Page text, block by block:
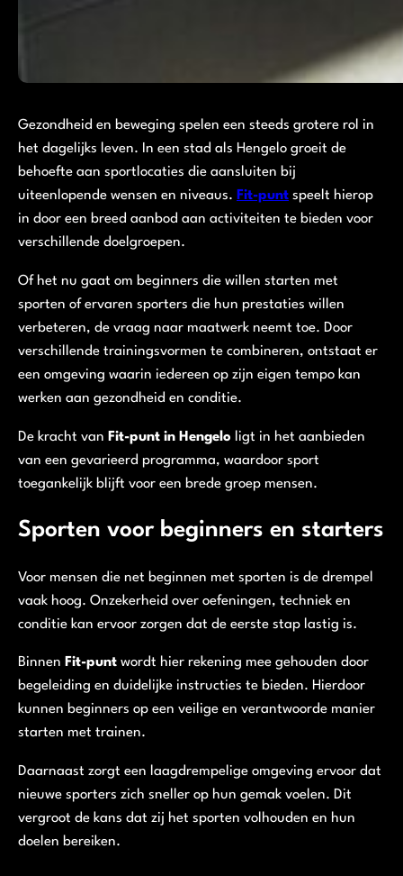
Gezondheid en beweging spelen een steeds grotere rol in
het dagelijks leven. In een stad als Hengelo groeit de
behoefte aan sportlocaties die aansluiten bij
uiteenlopende wensen en niveaus. Fit-punt speelt hierop
in door een breed aanbod aan activiteiten te bieden voor
verschillende doelgroepen.
Of het nu gaat om beginners die willen starten met
sporten of ervaren sporters die hun prestaties willen
verbeteren, de vraag naar maatwerk neemt toe. Door
verschillende trainingsvormen te combineren, ontstaat er
een omgeving waarin iedereen op zijn eigen tempo kan
werken aan gezondheid en conditie.
De kracht van Fit-punt in Hengelo ligt in het aanbieden
van een gevarieerd programma, waardoor sport
toegankelijk blijft voor een brede groep mensen.
Sporten voor beginners en starters
Voor mensen die net beginnen met sporten is de drempel
vaak hoog. Onzekerheid over oefeningen, techniek en
conditie kan ervoor zorgen dat de eerste stap lastig is.
Binnen Fit-punt wordt hier rekening mee gehouden door
begeleiding en duidelijke instructies te bieden. Hierdoor
kunnen beginners op een veilige en verantwoorde manier
starten met trainen.
Daarnaast zorgt een laagdrempelige omgeving ervoor dat
nieuwe sporters zich sneller op hun gemak voelen. Dit
vergroot de kans dat zij het sporten volhouden en hun
doelen bereiken.